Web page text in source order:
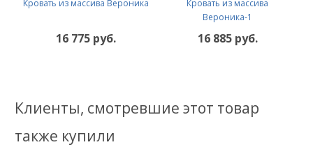
Кровать из массива Вероника
16 775 руб.
Кровать из массива
Вероника-1
16 885 руб.
Клиенты, смотревшие этот товар
также купили